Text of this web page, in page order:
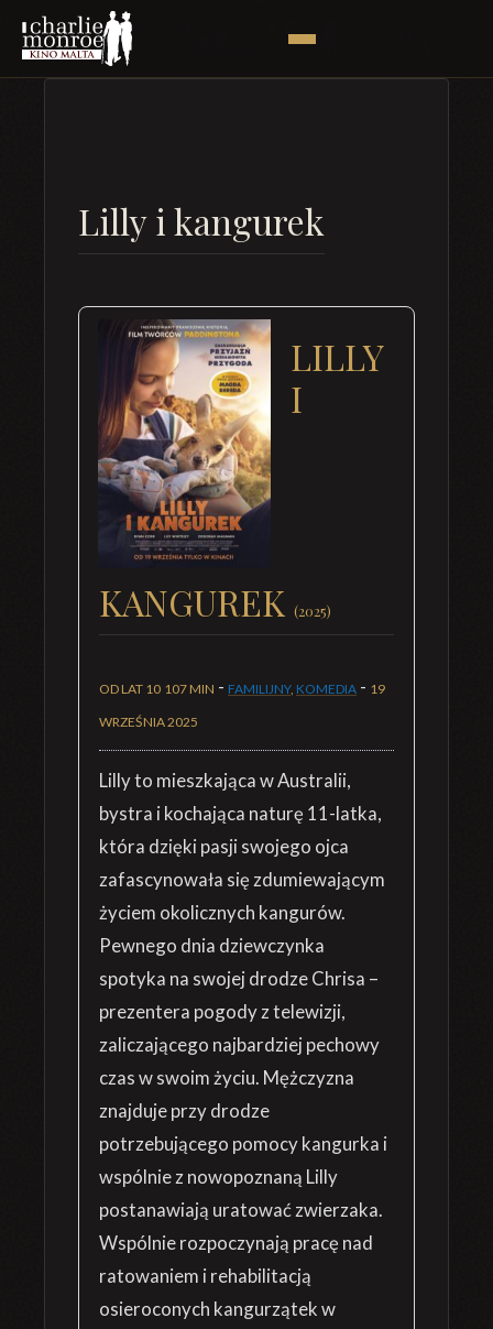
Lilly i kangurek
LILLY
I
KANGUREK (2025)
OD LAT 10 107 MIN - FAMILIJNY, KOMEDIA - 19
WRZEŚNIA 2025
Lilly to mieszkająca w Australii,
bystra i kochająca naturę 11-latka,
która dzięki pasji swojego ojca
zafascynowała się zdumiewającym
życiem okolicznych kangurów.
Pewnego dnia dziewczynka
spotyka na swojej drodze Chrisa –
prezentera pogody z telewizji,
zaliczającego najbardziej pechowy
czas w swoim życiu. Mężczyzna
znajduje przy drodze
potrzebującego pomocy kangurka i
wspólnie z nowopoznaną Lilly
postanawiają uratować zwierzaka.
Wspólnie rozpoczynają pracę nad
ratowaniem i rehabilitacją
osieroconych kangurzątek w